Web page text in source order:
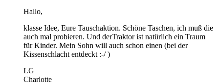
Hallo,
klasse Idee, Eure Tauschaktion. Schöne Taschen, ich muß die
auch mal probieren. Und derTraktor ist natürlich ein Traum
für Kinder. Mein Sohn will auch schon einen (bei der
Kissenschlacht entdeckt :-/ )
LG
Charlotte